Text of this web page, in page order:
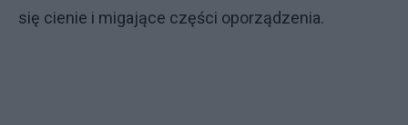
się cienie i migające części oporządzenia.